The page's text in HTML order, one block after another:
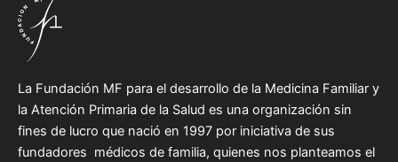
La Fundación MF para el desarrollo de la Medicina Familiar y
la Atención Primaria de la Salud es una organización sin
fines de lucro que nació en 1997 por iniciativa de sus
fundadores médicos de familia, quienes nos planteamos el